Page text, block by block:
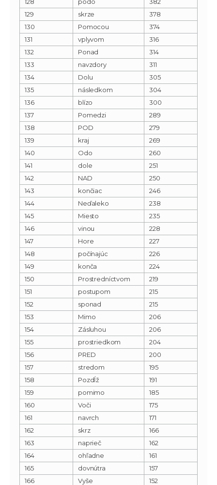
129
skrze
378
130
Pomocou
374
131
vplyvom
316
132
Ponad
314
133
navzdory
311
134
Dolu
305
135
následkom
304
136
blízo
300
137
Pomedzi
289
138
POD
279
139
kraj
269
140
Odo
260
141
dole
251
142
NAD
250
143
končiac
246
144
Neďaleko
238
145
Miesto
235
146
vinou
228
147
Hore
227
148
počínajúc
226
149
konča
224
150
Prostredníctvom
219
151
postupom
215
152
sponad
215
153
Mimo
206
154
Zásluhou
206
155
prostriedkom
204
156
PRED
200
157
stredom
195
158
Pozdĺž
191
159
pomimo
185
160
Voči
175
161
navrch
171
162
skrz
166
163
naprieč
162
164
ohľadne
161
165
dovnútra
157
166
Vyše
152